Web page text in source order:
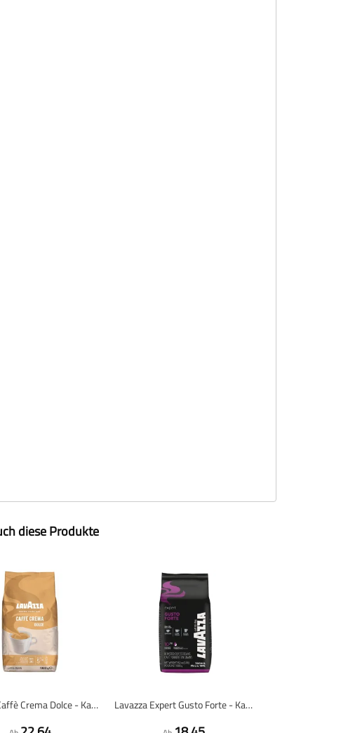
diese Produkte
Lavazza Caffè Crema Dolce - Kaffeebohnen - 1 kg Lavazza Expert Gusto Forte - Kaffeebohnen - 1 kg